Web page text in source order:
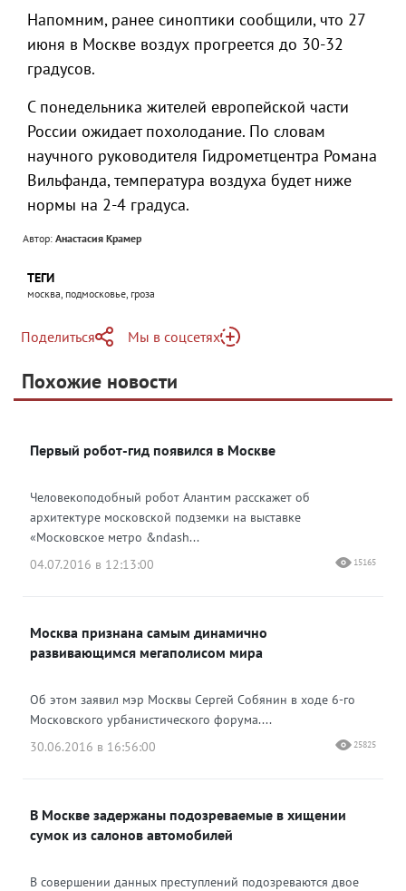
Напомним, ранее синоптики сообщили, что 27
июня в Москве воздух прогреется до 30-32
градусов.
С понедельника жителей европейской части
России ожидает похолодание. По словам
научного руководителя Гидрометцентра Романа
Вильфанда, температура воздуха будет ниже
нормы на 2-4 градуса.
Автор: Анастасия Крамер
ТЕГИ
москва, подмосковье, гроза
Поделиться
Telegram
Одноклассники
Мы в соцсетях
Яндекс Дзен
Похожие новости
Первый робот-гид появился в Москве
Человекоподобный робот Алантим расскажет об
архитектуре московской подземки на выставке
«Московское метро &ndash...
04.07.2016 в 12:13:00
15165
Москва признана самым динамично
развивающимся мегаполисом мира
Об этом заявил мэр Москвы Сергей Собянин в ходе 6-го
Московского урбанистического форума....
30.06.2016 в 16:56:00
25825
В Москве задержаны подозреваемые в хищении
сумок из салонов автомобилей
В совершении данных преступлений подозреваются двое